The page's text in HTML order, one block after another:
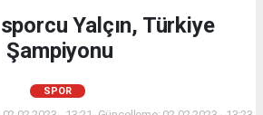
Yalçın, Türkiye
Şampiyonu
SPOR